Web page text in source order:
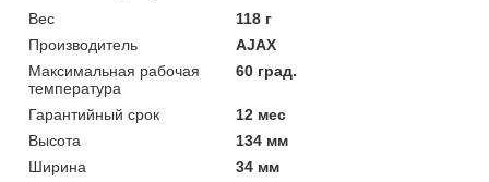
Вес
118 г
Производитель
AJAX
Максимальная рабочая
температура
60 град.
Гарантийный срок
12 мес
Высота
134 мм
Ширина
34 мм